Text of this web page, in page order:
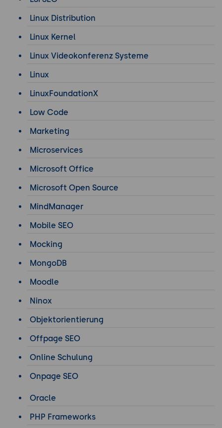
Linux Distribution
Linux Kernel
Linux Videokonferenz Systeme
Linux
LinuxFoundationX
Low Code
Marketing
Microservices
Microsoft Office
Microsoft Open Source
MindManager
Mobile SEO
Mocking
MongoDB
Moodle
Ninox
Objektorientierung
Offpage SEO
Online Schulung
Onpage SEO
Oracle
PHP Frameworks